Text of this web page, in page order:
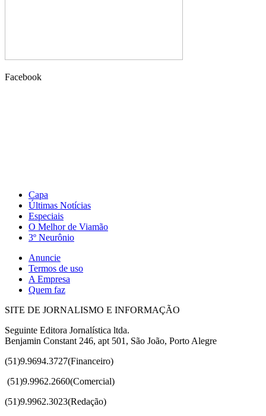
Facebook
Capa
Últimas Notícias
Especiais
O Melhor de Viamão
3º Neurônio
Anuncie
Termos de uso
A Empresa
Quem faz
SITE DE JORNALISMO E INFORMAÇÃO
Seguinte Editora Jornalística ltda.
Benjamin Constant 246, apt 501, São João, Porto Alegre
(51)9.9694.3727(Financeiro)
(51)9.9962.2660(Comercial)
(51)9.9962.3023(Redação)